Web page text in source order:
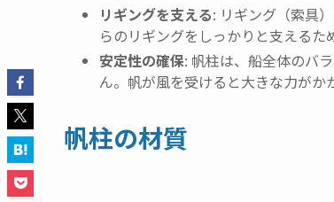
リギングを支える: リギング（索具
らのリギングをしっかりと支えるた
安定性の確保: 帆柱は、船全体のバ
ん。帆が風を受けると大きな力がか
帆柱の材質